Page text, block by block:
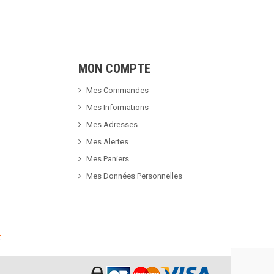
MON COMPTE
Mes Commandes
Mes Informations
Mes Adresses
Mes Alertes
Mes Paniers
Mes Données Personnelles
.